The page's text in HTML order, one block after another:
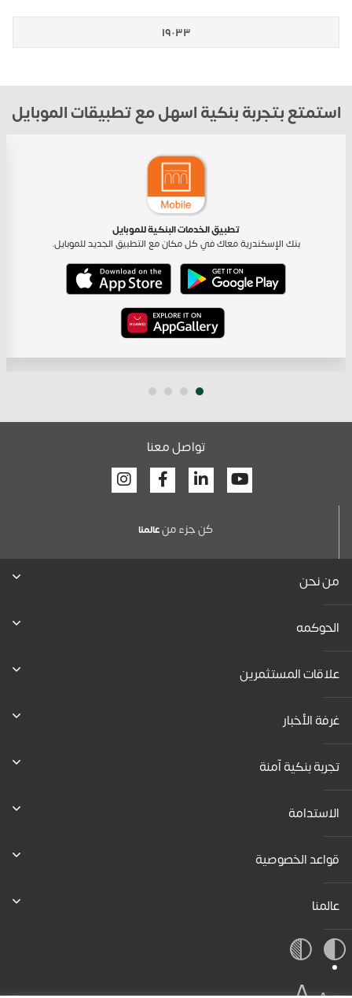
١٩٠٣٣
استمتع بتجربة بنكية اسهل مع تطبيقات الموبايل
تطبيق الخدمات البنكية للموبايل
بنك الإسكندرية معاك في كل مكان مع التطبيق الجديد للموبايل.
تواصل معنا
Youtube
Linkedin
Facebook
كن جزء منعالمنا
من نحن
الحوكمه
علاقات المستثمرين
غرفة الأخبار
تجربة بنكية آمنة
الاستدامة
قواعد الخصوصية
عالمنا